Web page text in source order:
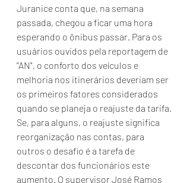
Juranice conta que, na semana
passada, chegou a ficar uma hora
esperando o ônibus passar. Para os
usuários ouvidos pela reportagem de
"AN", o conforto dos veículos e
melhoria nos itinerários deveriam ser
os primeiros fatores considerados
quando se planeja o reajuste da tarifa.
Se, para alguns, o reajuste significa
reorganização nas contas, para
outros o desafio é a tarefa de
descontar dos funcionários este
aumento. O supervisor José Ramos